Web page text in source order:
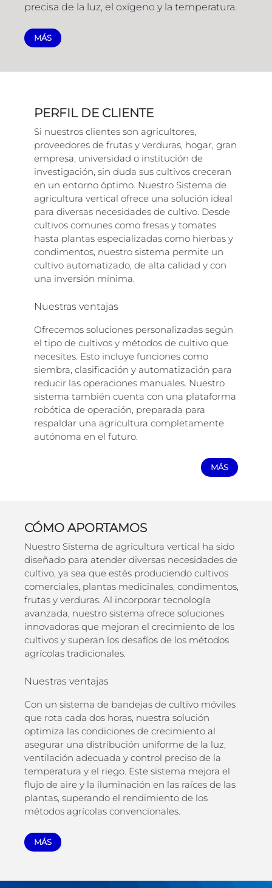
precisa de la luz, el oxígeno y la temperatura.
MÁS
PERFIL DE CLIENTE
Si nuestros clientes son agricultores,
proveedores de frutas y verduras, hogar, gran
empresa, universidad o institución de
investigación, sin duda sus cultivos creceran
en un entorno óptimo. Nuestro Sistema de
agricultura vertical ofrece una solución ideal
para diversas necesidades de cultivo. Desde
cultivos comunes como fresas y tomates
hasta plantas especializadas como hierbas y
condimentos, nuestro sistema permite un
cultivo automatizado, de alta calidad y con
una inversión mínima.
Nuestras ventajas
Ofrecemos soluciones personalizadas según
el tipo de cultivos y métodos de cultivo que
necesites. Esto incluye funciones como
siembra, clasificación y automatización para
reducir las operaciones manuales. Nuestro
sistema también cuenta con una plataforma
robótica de operación, preparada para
respaldar una agricultura completamente
autónoma en el futuro.
MÁS
CÓMO APORTAMOS
Nuestro Sistema de agricultura vertical ha sido
diseñado para atender diversas necesidades de
cultivo, ya sea que estés produciendo cultivos
comerciales, plantas medicinales, condimentos,
frutas y verduras. Al incorporar tecnología
avanzada, nuestro sistema ofrece soluciones
innovadoras que mejoran el crecimiento de los
cultivos y superan los desafíos de los métodos
agrícolas tradicionales.
Nuestras ventajas
Con un sistema de bandejas de cultivo móviles
que rota cada dos horas, nuestra solución
optimiza las condiciones de crecimiento al
asegurar una distribución uniforme de la luz,
ventilación adecuada y control preciso de la
temperatura y el riego. Este sistema mejora el
flujo de aire y la iluminación en las raíces de las
plantas, superando el rendimiento de los
métodos agrícolas convencionales.
MÁS